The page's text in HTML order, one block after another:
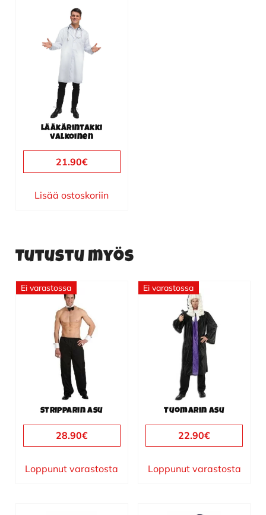
Lääkärintakki
valkoinen
21.90€
Lisää ostoskoriin
Tutustu myös
Ei varastossa
Stripparin asu
28.90€
Loppunut varastosta
Tällä
tuotteella
useampi
muunnelma.
valinnat
Ei varastossa
Tuomarin asu
22.90€
Loppunut varastosta